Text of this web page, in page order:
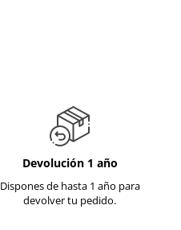
Devolución 1 año
Dispones de hasta 1 año para
devolver tu pedido.